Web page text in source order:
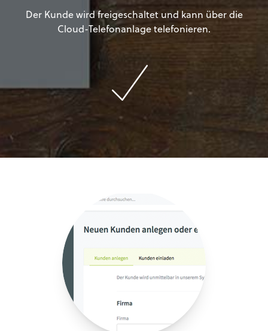
Der Kunde wird freigeschaltet und kann über die
Cloud-Telefonanlage telefonieren.